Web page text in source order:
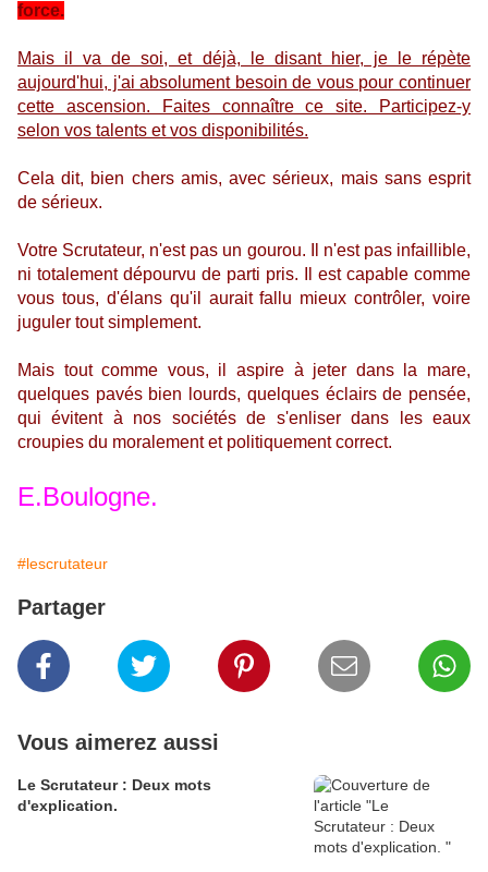
force.
Mais il va de soi, et déjà, le disant hier, je le répète
aujourd'hui, j'ai absolument besoin de vous pour continuer
cette ascension. Faites connaître ce site. Participez-y
selon vos talents et vos disponibilités.
Cela dit, bien chers amis, avec sérieux, mais sans esprit
de sérieux.
Votre Scrutateur, n'est pas un gourou. Il n'est pas infaillible,
ni totalement dépourvu de parti pris. Il est capable comme
vous tous, d'élans qu'il aurait fallu mieux contrôler, voire
juguler tout simplement.
Mais tout comme vous, il aspire à jeter dans la mare,
quelques pavés bien lourds, quelques éclairs de pensée,
qui
évitent à nos sociétés de s'enliser dans les eaux
croupies du moralement et politiquement correct.
E.Boulogne.
#lescrutateur
Partager
Vous aimerez aussi
Le Scrutateur : Deux mots
d'explication.